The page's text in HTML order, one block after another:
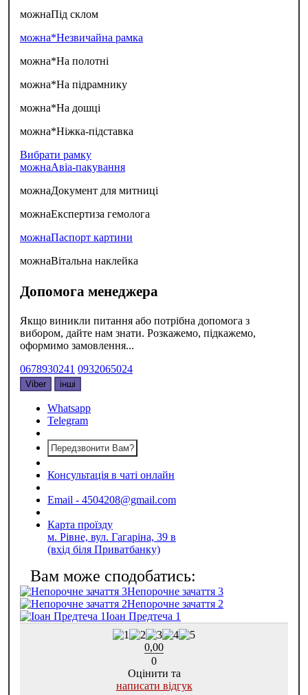
можнаПід склом
можна*Незвичайна рамка
можна*На полотні
можна*На підрамнику
можна*На дошці
можна*Ніжка-підставка
Вибрати рамку
можнаАвіа-пакування
можнаДокумент для митниці
можнаЕкспертиза гемолога
можнаПаспорт картини
можнаВітальна наклейка
Допомога менеджера
Якщо виникли питання або потрібна допомога з
вибором, дайте нам знати. Розкажемо, підкажемо,
оформимо замовлення...
0678930241 0932065024
Viber інші
Whatsapp
Telegram
Передзвонити Вам?
Консультація в чаті онлайн
Email - 4504208@gmail.com
Карта проїзду
м. Рівне, вул. Гагаріна, 39 в
(вхід біля Приватбанку)
Непорочне зачаття 3
Непорочне зачаття 2
Іоан Предтеча 1
0,00
0
Оцінити та
написати відгук